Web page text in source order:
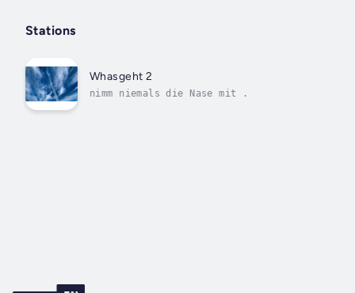
Stations
Whasgeht 2
nimm niemals die Nase mit .